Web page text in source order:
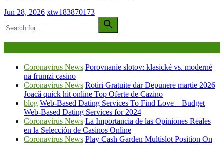
Jun 28, 2026 xtw183870173
Coronavirus News Porovnanie slotov: klasické vs. moderné
na frumzi casino
Coronavirus News Rotiri Gratuite dar Depunere martie 2026
Joacă quick hit online Top Oferte de Cazino
blog Web-Based Dating Services To Find Love – Budget
Web-Based Dating Services for 2024
Coronavirus News La Importancia de las Opiniones Reales
en la Selección de Casinos Online
Coronavirus News Play Cash Garden Multislot Position On